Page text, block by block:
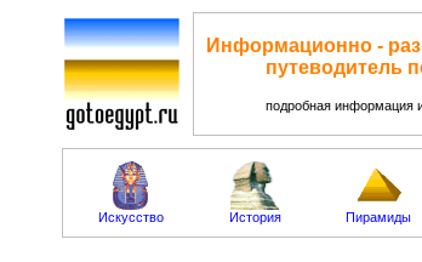
Информационно -
путеводитель
подробная информация
Искусство История Пирамиды